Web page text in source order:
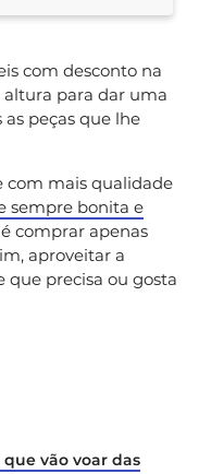
com desconto na
altura para dar uma
peças que lhe
com mais qualidade
sempre bonita e
comprar apenas
aproveitar a
que precisa ou gosta
vão voar das